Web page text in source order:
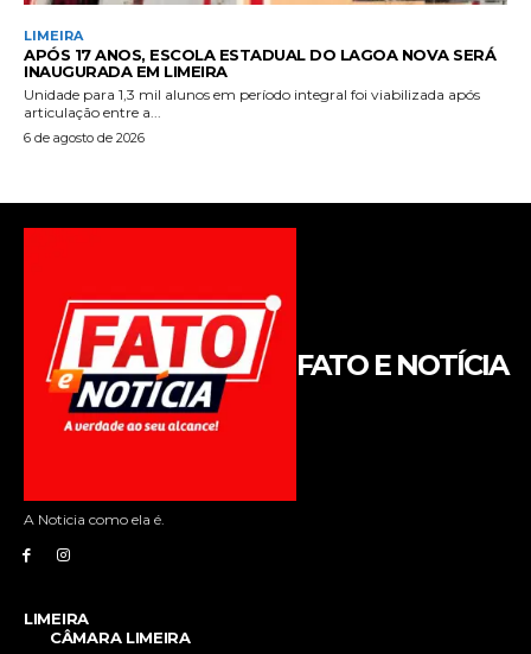
FATO E NOTÍCIA
A Noticia como ela é.
LIMEIRA
CÂMARA LIMEIRA